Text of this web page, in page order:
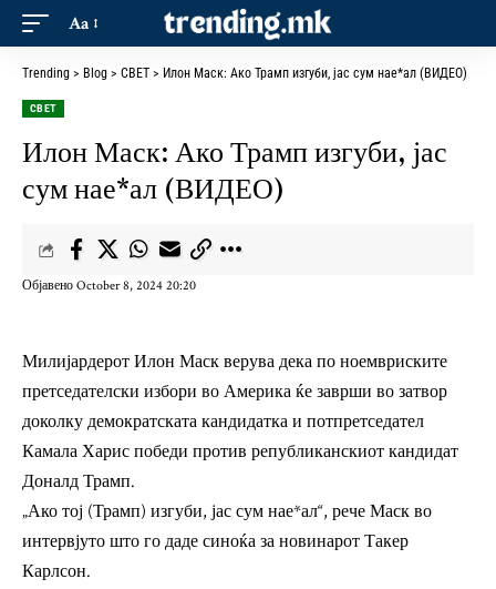
Aa
Trending > Blog > СВЕТ > Илон Маск: Ако Трамп изгуби, јас сум нае*ал (ВИДЕО)
СВЕТ
Илон Маск: Ако Трамп изгуби, јас
сум нае*ал (ВИДЕО)
Објавено October 8, 2024 20:20
Милијардерот Илон Маск верува дека по ноемвриските
претседателски избори во Америка ќе заврши во затвор
доколку демократската кандидатка и потпретседател
Камала Харис победи против републиканскиот кандидат
Доналд Трамп.
„Ако тој (Трамп) изгуби, јас сум нае*ал“, рече Маск во
интервјуто што го даде синоќа за новинарот Такер
Карлсон.